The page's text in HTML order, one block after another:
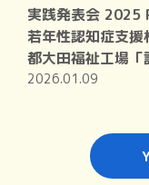
実践発表会
若年性認知症支
都大田福祉工場「
2026.01.09